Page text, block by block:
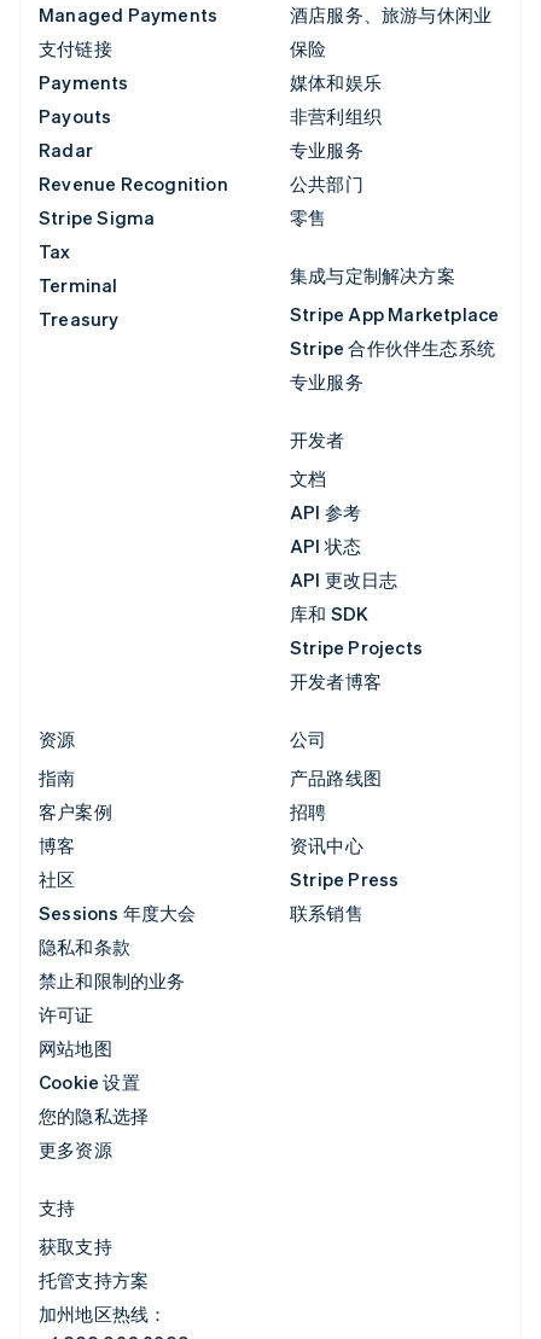
Managed Payments
支付链接
Payments
Payouts
Radar
Revenue Recognition
Stripe Sigma
Tax
Terminal
Treasury
酒店服务、旅游与休闲业
保险
媒体和娱乐
非营利组织
专业服务
公共部门
零售
集成与定制解决方案
Stripe App Marketplace
Stripe 合作伙伴生态系统
专业服务
开发者
文档
API 参考
API 状态
API 更改日志
库和 SDK
Stripe Projects
开发者博客
资源
指南
客户案例
博客
社区
Sessions 年度大会
隐私和条款
禁止和限制的业务
许可证
网站地图
Cookie 设置
您的隐私选择
更多资源
公司
产品路线图
招聘
资讯中心
Stripe Press
联系销售
支持
获取支持
托管支持方案
加州地区热线：